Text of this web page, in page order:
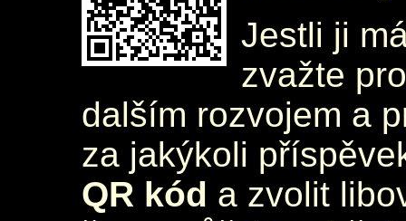
Jestli ji
zvažte
dalším rozvojem a
za jakýkoli
QR kód a zvolit